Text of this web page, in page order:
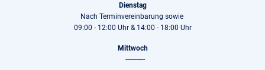
Dienstag
Nach Terminvereinbarung sowie
09:00 - 12:00 Uhr & 14:00 - 18:00 Uhr
Mittwoch
-----------